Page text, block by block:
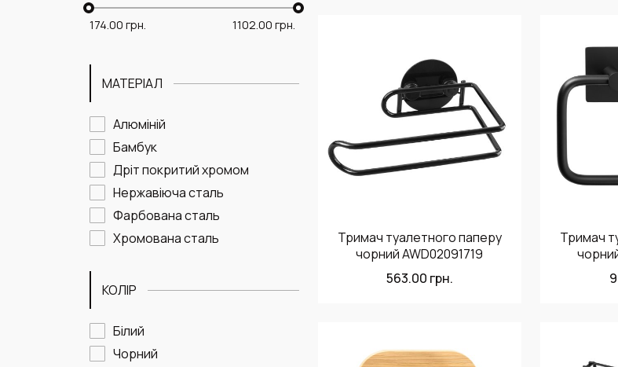
174.00 грн. 1102.00 грн.
МАТЕРІАЛ
Алюміній
Бамбук
Дріт покритий хромом
Нержавіюча сталь
Фарбована сталь
Хромована сталь
КОЛІР
Білий
Чорний
Тримач туалетного паперу
чорний AWD02091719
563.00 грн.
Тримач